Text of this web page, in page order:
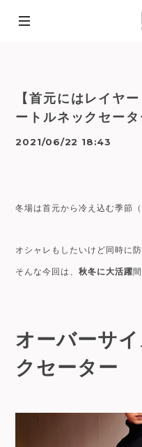
【首元にはレイヤ
ートルネックセータ
2021/06/22 18:43
冬場は首元から冷え込む季節
オシャレもしたいけど同時に
そんな今回は、秋冬に大活躍
オーバーサ
クセーター